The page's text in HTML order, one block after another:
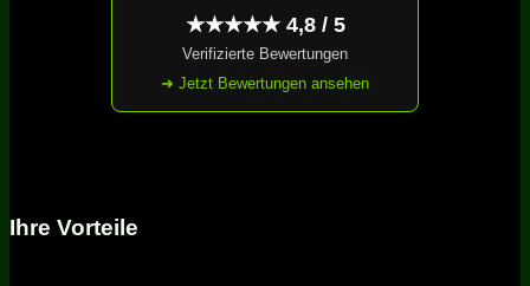
★★★★★ 4,8 / 5
Verifizierte Bewertungen
➜ Jetzt Bewertungen ansehen
Ihre Vorteile